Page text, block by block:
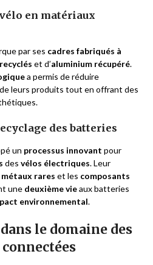
en matériaux
par ses cadres fabriqués à
et d’aluminium récupéré.
a permis de réduire
de leurs produits tout en offrant des
des batteries
un processus innovant pour
des vélos électriques. Leur
métaux rares et les composants
une deuxième vieaux batteries
environnemental.
le domaine des